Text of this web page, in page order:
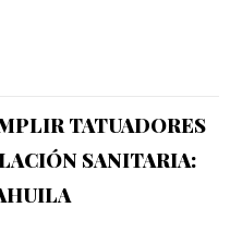
TATUADORES
SANITARIA: